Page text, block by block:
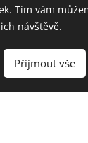
Tím vám
návštěvě.
Přijmout vše